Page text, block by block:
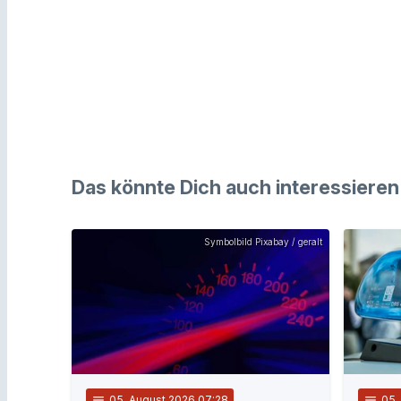
Das könnte Dich auch interessieren
Symbolbild Pixabay / geralt